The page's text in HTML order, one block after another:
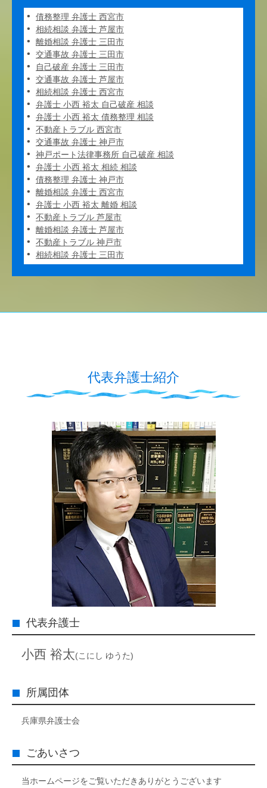
債務整理 弁護士 西宮市
相続相談 弁護士 芦屋市
離婚相談 弁護士 三田市
交通事故 弁護士 三田市
自己破産 弁護士 三田市
交通事故 弁護士 芦屋市
相続相談 弁護士 西宮市
弁護士 小西 裕太 自己破産 相談
弁護士 小西 裕太 債務整理 相談
不動産トラブル 西宮市
交通事故 弁護士 神戸市
神戸ポート法律事務所 自己破産 相談
弁護士 小西 裕太 相続 相談
債務整理 弁護士 神戸市
離婚相談 弁護士 西宮市
弁護士 小西 裕太 離婚 相談
不動産トラブル 芦屋市
離婚相談 弁護士 芦屋市
不動産トラブル 神戸市
相続相談 弁護士 三田市
代表弁護士紹介
代表弁護士
小西 裕太(こにし ゆうた)
所属団体
兵庫県弁護士会
ごあいさつ
当ホームページをご覧いただきありがとうございます